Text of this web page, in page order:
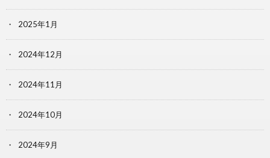
2025年1月
2024年12月
2024年11月
2024年10月
2024年9月